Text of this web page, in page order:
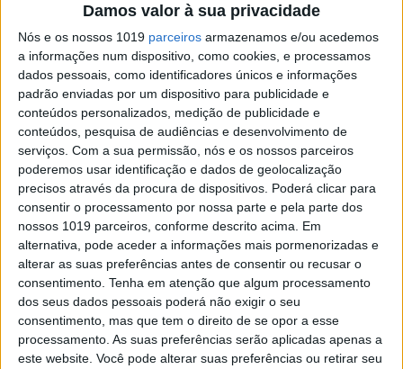
Damos valor à sua privacidade
Nós e os nossos 1019 parceiros armazenamos e/ou acedemos
a informações num dispositivo, como cookies, e processamos
dados pessoais, como identificadores únicos e informações
padrão enviadas por um dispositivo para publicidade e
conteúdos personalizados, medição de publicidade e
conteúdos, pesquisa de audiências e desenvolvimento de
serviços. Com a sua permissão, nós e os nossos parceiros
poderemos usar identificação e dados de geolocalização
precisos através da procura de dispositivos. Poderá clicar para
consentir o processamento por nossa parte e pela parte dos
nossos 1019 parceiros, conforme descrito acima. Em
alternativa, pode aceder a informações mais pormenorizadas e
alterar as suas preferências antes de consentir ou recusar o
consentimento. Tenha em atenção que algum processamento
dos seus dados pessoais poderá não exigir o seu
consentimento, mas que tem o direito de se opor a esse
processamento. As suas preferências serão aplicadas apenas a
este website. Você pode alterar suas preferências ou retirar seu
É o pai Júlio Torcato que dá o nome à loja e ateliê,
no Porto, mas lá dentro juntam-se as suas
criações e as da filha Inês
Se7e
VISÃO SETE
'Tremble Like a Flower': Humor e
melancolia